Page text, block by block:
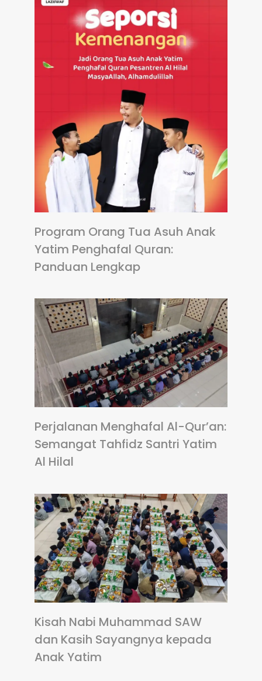
Program Orang Tua Asuh Anak
Yatim Penghafal Quran:
Panduan Lengkap
Perjalanan Menghafal Al-Qur’an:
Semangat Tahfidz Santri Yatim
Al Hilal
Kisah Nabi Muhammad SAW
dan Kasih Sayangnya kepada
Anak Yatim